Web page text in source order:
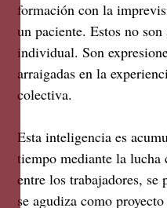
formación con la
un paciente. Estos no
individual. Son
arraigadas en la
colectiva.
Esta inteligencia es
tiempo mediante la lucha
entre los trabajadores, se
se agudiza como